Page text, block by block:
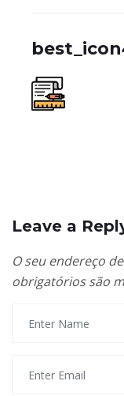
Leave a
O seu endereço
obrigatórios são